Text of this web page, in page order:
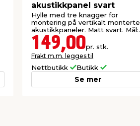
akustikkpanel svart
Hylle med tre knagger for
montering på vertikalt monterte
akustikkpaneler. Matt svart. Mål:
H5 x B17,5 cm.
149,00pr. stk.
Frakt m.m. legges til
Nettbutikk Butikk
Se mer